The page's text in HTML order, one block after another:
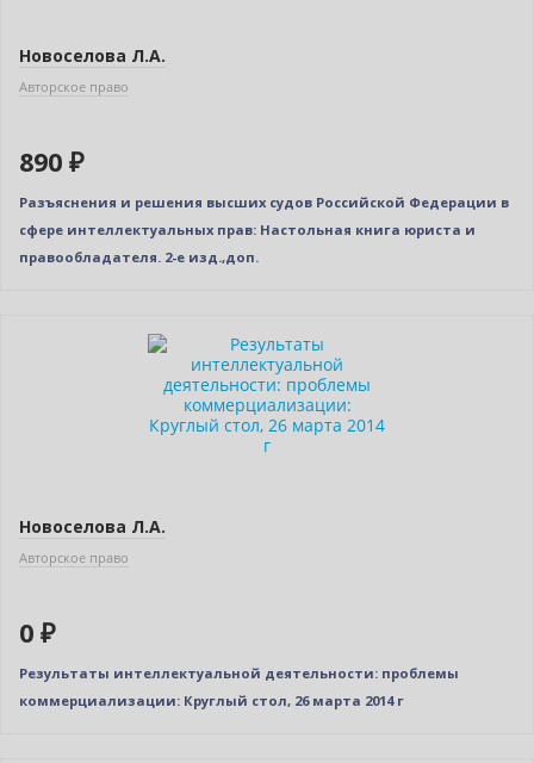
Новоселова Л.А.
Авторское право
890 ₽
Разъяснения и решения высших судов Российской Федерации в
сфере интеллектуальных прав: Настольная книга юриста и
правообладателя. 2-е изд.,доп.
Новоселова Л.А.
Авторское право
0 ₽
Результаты интеллектуальной деятельности: проблемы
коммерциализации: Круглый стол, 26 марта 2014 г